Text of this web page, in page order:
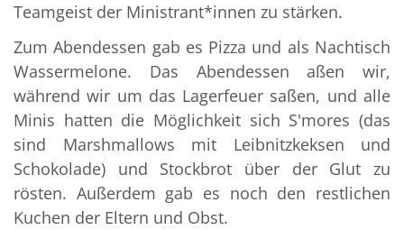
Teamgeist der Ministrant*innen zu stärken.
Zum Abendessen gab es Pizza und als Nachtisch
Wassermelone. Das Abendessen aßen wir,
während wir um das Lagerfeuer saßen, und alle
Minis hatten die Möglichkeit sich S'mores (das
sind Marshmallows mit Leibnitzkeksen und
Schokolade) und Stockbrot über der Glut zu
rösten. Außerdem gab es noch den restlichen
Kuchen der Eltern und Obst.